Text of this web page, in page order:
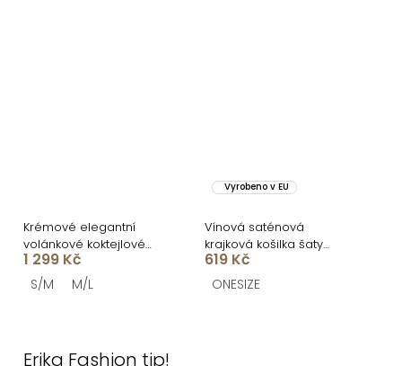
Krémové elegantní
volánkové koktejlové
šaty MAVOLIN
1 299 Kč
S/M M/L
Vyrobeno v EU
Vínová saténová
krajková košilka šaty
ZOMARI
619 Kč
ONESIZE
Erika Fashion tip!